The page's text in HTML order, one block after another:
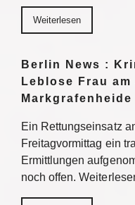
Weiterlesen
Berlin News :
Leblose Frau
Ein Rettungseinsatz
Freitagvormittag ein
Ermittlungen
noch offen.